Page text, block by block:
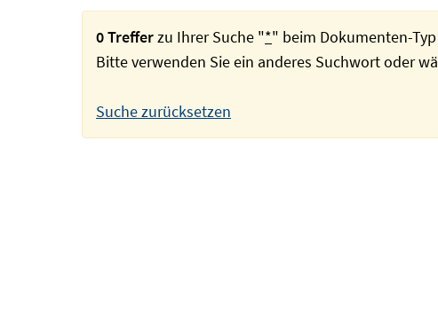
0 Trefferzu Ihrer Suche "*" beim Dokumenten-
Bitte verwenden Sie ein anderes Suchwort oder
Suche zurücksetzen